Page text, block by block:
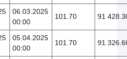
06.03.2025
00:00
101.70 91
05.04.2025
00:00
101.70 91